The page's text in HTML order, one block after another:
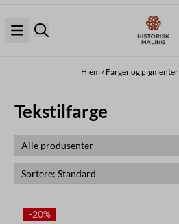
Hjem /Farger og pigmenter
Tekstilfarge
-20%